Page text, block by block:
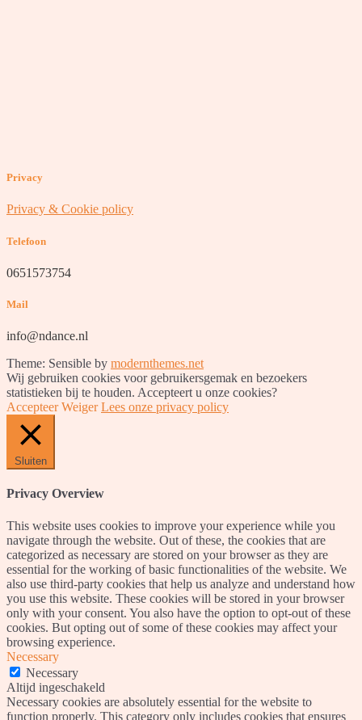
Privacy
Privacy & Cookie policy
Telefoon
0651573754
Mail
info@ndance.nl
Theme: Sensible by modernthemes.net
Wij gebruiken cookies voor gebruikersgemak en bezoekers
statistieken bij te houden. Accepteert u onze cookies?
Accepteer Weiger Lees onze privacy policy
Sluiten
Privacy Overview
This website uses cookies to improve your experience while you
navigate through the website. Out of these, the cookies that are
categorized as necessary are stored on your browser as they are
essential for the working of basic functionalities of the website. We
also use third-party cookies that help us analyze and understand how
you use this website. These cookies will be stored in your browser
only with your consent. You also have the option to opt-out of these
cookies. But opting out of some of these cookies may affect your
browsing experience.
Necessary
Necessary
Altijd ingeschakeld
Necessary cookies are absolutely essential for the website to
function properly. This category only includes cookies that ensures